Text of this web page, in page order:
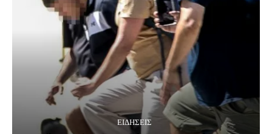
ΕΙΔΗΣΕΙΣ